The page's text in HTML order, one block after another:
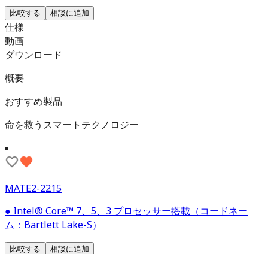
比較する 相談に追加
仕様
動画
ダウンロード
概要
おすすめ製品
命を救うスマートテクノロジー
MATE2-2215
● Intel® Core™ 7、5、3 プロセッサー搭載（コードネー
ム：Bartlett Lake-S）
比較する
相談に追加